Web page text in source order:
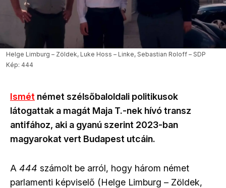
Helge Limburg – Zöldek, Luke Hoss – Linke, Sebastian Roloff – SDP
Kép: 444
Ismét német szélsőbaloldali politikusok
látogattak a magát Maja T.-nek hívó transz
antifához, aki a gyanú szerint 2023-ban
magyarokat vert Budapest utcáin.
A 444 számolt be arról, hogy három német
parlamenti képviselő (Helge Limburg – Zöldek,